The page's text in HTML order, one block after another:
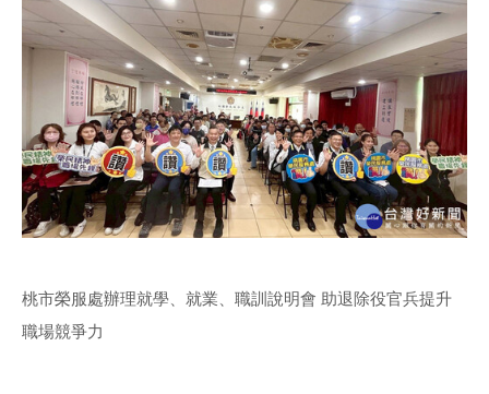
桃市榮服處辦理就學、就業、職訓說明會 助退除役官兵提升
職場競爭力